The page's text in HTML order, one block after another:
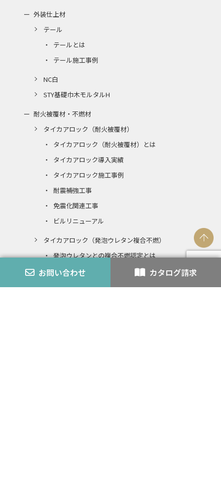
お問い合わせ カタログ請求
外装仕上材
テール
テールとは
テール施工事例
NC白
STY基礎巾木モルタルH
耐火被覆材・不燃材
タイカアロック（耐火被覆材）
タイカアロック（耐火被覆材）とは
タイカアロック導入実績
タイカアロック施工事例
耐震補強工事
免震化関連工事
ビルリニューアル
タイカアロック（発泡ウレタン複合不燃）
発泡ウレタンとの複合不燃認定とは
エコアロック